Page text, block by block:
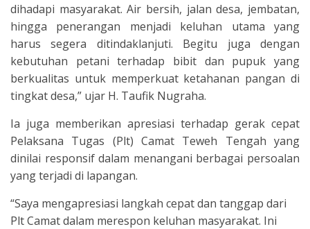
dihadapi masyarakat. Air bersih, jalan desa, jembatan,
hingga penerangan menjadi keluhan utama yang
harus segera ditindaklanjuti. Begitu juga dengan
kebutuhan petani terhadap bibit dan pupuk yang
berkualitas untuk memperkuat ketahanan pangan di
tingkat desa,” ujar H. Taufik Nugraha.
Ia juga memberikan apresiasi terhadap gerak cepat
Pelaksana Tugas (Plt) Camat Teweh Tengah yang
dinilai responsif dalam menangani berbagai persoalan
yang terjadi di lapangan.
“Saya mengapresiasi langkah cepat dan tanggap dari
Plt Camat dalam merespon keluhan masyarakat. Ini